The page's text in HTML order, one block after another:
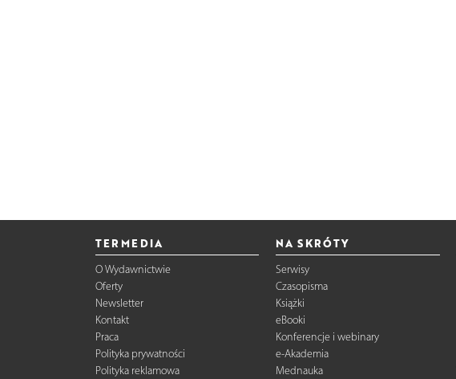
TERMEDIA
O Wydawnictwie
Oferty
Newsletter
Kontakt
Praca
Polityka prywatności
Polityka reklamowa
NA SKRÓTY
Serwisy
Czasopisma
Książki
eBooki
Konferencje i webinary
e-Akademia
Mednauka